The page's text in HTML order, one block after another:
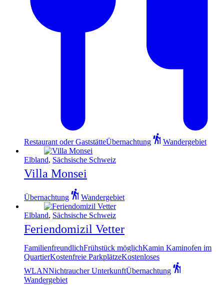
Restaurant oder GaststätteÜbernachtung Wandergebiet
Elbland, Sächsische Schweiz
Villa Monsei
Übernachtung Wandergebiet
Elbland, Sächsische Schweiz
Feriendomizil Vetter
FamilienfreundlichFrühstück möglichKamin Kaminofen im
QuartierKostenfreie ParkplätzeKostenloses
WLANNichtraucher UnterkunftÜbernachtung
Wandergebiet